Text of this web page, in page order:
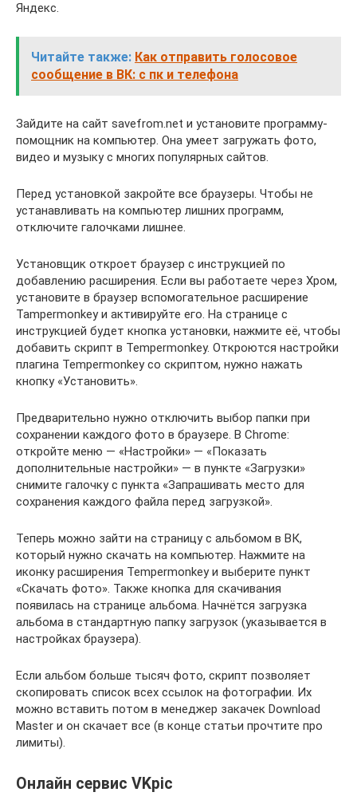
Яндекс.
Читайте также: Как отправить голосовое
сообщение в ВК: с пк и телефона
Зайдите на сайт savefrom.net и установите программу-
помощник на компьютер. Она умеет загружать фото,
видео и музыку с многих популярных сайтов.
Перед установкой закройте все браузеры. Чтобы не
устанавливать на компьютер лишних программ,
отключите галочками лишнее.
Установщик откроет браузер с инструкцией по
добавлению расширения. Если вы работаете через Хром,
установите в браузер вспомогательное расширение
Tampermonkey и активируйте его. На странице с
инструкцией будет кнопка установки, нажмите её, чтобы
добавить скрипт в Tempermonkey. Откроются настройки
плагина Tempermonkey со скриптом, нужно нажать
кнопку «Установить».
Предварительно нужно отключить выбор папки при
сохранении каждого фото в браузере. В Chrome:
откройте меню — «Настройки» — «Показать
дополнительные настройки» — в пункте «Загрузки»
снимите галочку с пункта «Запрашивать место для
сохранения каждого файла перед загрузкой».
Теперь можно зайти на страницу с альбомом в ВК,
который нужно скачать на компьютер. Нажмите на
иконку расширения Tempermonkey и выберите пункт
«Скачать фото». Также кнопка для скачивания
появилась на странице альбома. Начнётся загрузка
альбома в стандартную папку загрузок (указывается в
настройках браузера).
Если альбом больше тысяч фото, скрипт позволяет
скопировать список всех ссылок на фотографии. Их
можно вставить потом в менеджер закачек Download
Master и он скачает все (в конце статьи прочтите про
лимиты).
Онлайн сервис VKpic